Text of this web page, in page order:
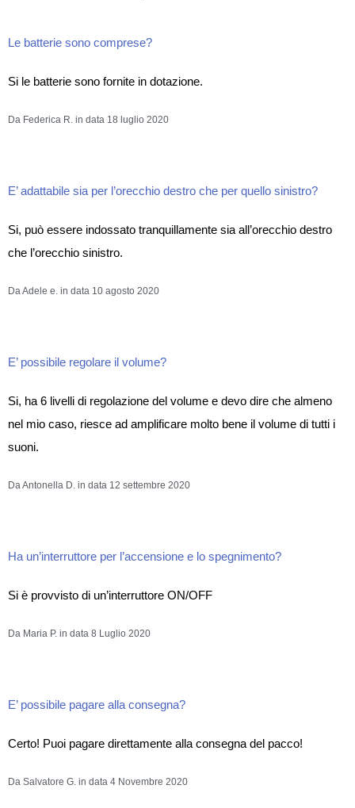
Le batterie sono comprese?
Si le batterie sono fornite in dotazione.
Da Federica R. in data 18 luglio 2020
E’ adattabile sia per l’orecchio destro che per quello sinistro?
Si, può essere indossato tranquillamente sia all’orecchio destro
che l’orecchio sinistro.
Da Adele e. in data 10 agosto 2020
E’ possibile regolare il volume?
Si, ha 6 livelli di regolazione del volume e devo dire che almeno
nel mio caso, riesce ad amplificare molto bene il volume di tutti i
suoni.
Da Antonella D. in data 12 settembre 2020
Ha un’interruttore per l’accensione e lo spegnimento?
Si è provvisto di un’interruttore ON/OFF
Da Maria P. in data 8 Luglio 2020
E’ possibile pagare alla consegna?
Certo! Puoi pagare direttamente alla consegna del pacco!
Da Salvatore G. in data 4 Novembre 2020